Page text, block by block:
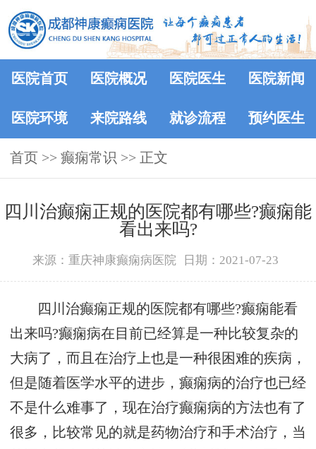
医院首页 医院概况 医院医生 医院新闻
医院环境 来院路线 就诊流程 预约医生
首页 >> 癫痫常识 >> 正文
​四川治癫痫正规的医院都有哪些?癫痫能
看出来吗?
来源：重庆神康癫痫病医院 日期：2021-07-23
四川治癫痫正规的医院都有哪些?癫痫能看
出来吗?癫痫病在目前已经算是一种比较复杂的
大病了，而且在治疗上也是一种很困难的疾病，
但是随着医学水平的进步，癫痫病的治疗也已经
不是什么难事了，现在治疗癫痫病的方法也有了
很多，比较常见的就是药物治疗和手术治疗，当